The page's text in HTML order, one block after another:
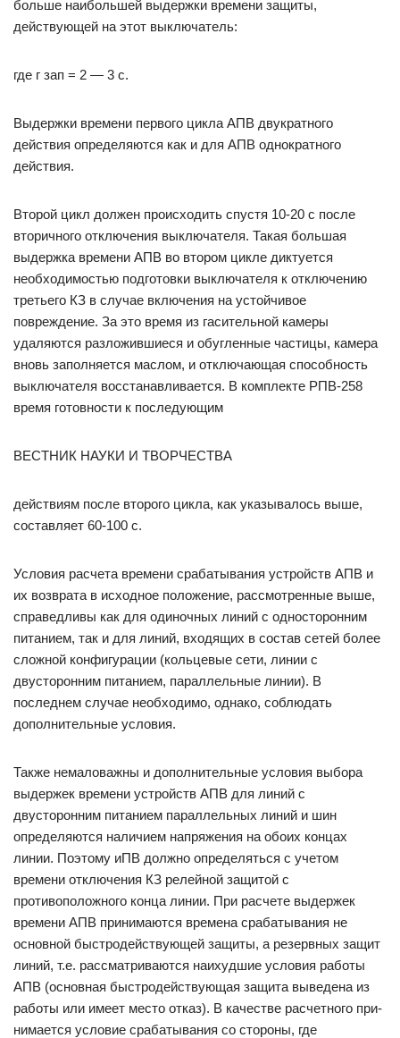
больше наибольшей выдержки времени защиты,
действующей на этот выключатель:
где г зап = 2 — 3 с.
Выдержки времени первого цикла АПВ двукратного
действия определяются как и для АПВ однократного
действия.
Второй цикл должен происходить спустя 10-20 с после
вторичного отключения выключателя. Такая большая
выдержка времени АПВ во втором цикле диктуется
необходимостью подготовки выключателя к отключению
третьего КЗ в случае включения на устойчивое
повреждение. За это время из гасительной камеры
удаляются разложившиеся и обугленные частицы, камера
вновь заполняется маслом, и отключающая способность
выключателя восстанавливается. В комплекте РПВ-258
время готовности к последующим
ВЕСТНИК НАУКИ И ТВОРЧЕСТВА
действиям после второго цикла, как указывалось выше,
составляет 60-100 с.
Условия расчета времени срабатывания устройств АПВ и
их возврата в исходное положение, рассмотренные выше,
справедливы как для одиночных линий с односторонним
питанием, так и для линий, входящих в состав сетей более
сложной конфигурации (кольцевые сети, линии с
двусторонним питанием, параллельные линии). В
последнем случае необходимо, однако, соблюдать
дополнительные условия.
Также немаловажны и дополнительные условия выбора
выдержек времени устройств АПВ для линий с
двусторонним питанием параллельных линий и шин
определяются наличием напряжения на обоих концах
линии. Поэтому иПВ должно определяться с учетом
времени отключения КЗ релейной защитой с
противоположного конца линии. При расчете выдержек
времени АПВ принимаются времена срабатывания не
основной быстродействующей защиты, а резервных защит
линий, т.е. рассматриваются наихудшие условия работы
АПВ (основная быстродействующая защита выведена из
работы или имеет место отказ). В качестве расчетного при-
нимается условие срабатывания со стороны, где